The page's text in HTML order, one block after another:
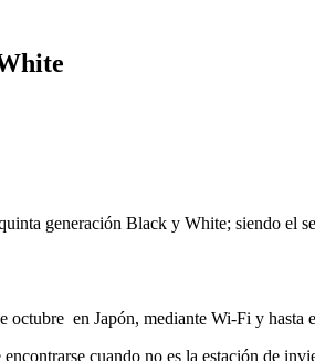
generación Black y White; siendo el
octubre en Japón, mediante Wi-Fi y hasta
cuando no es la estación de